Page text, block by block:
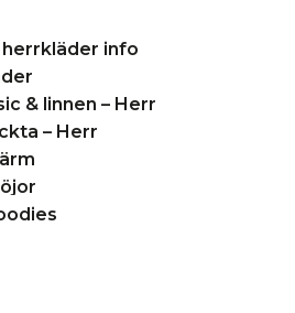
herrkläder info
& linnen – Herr
– Herr